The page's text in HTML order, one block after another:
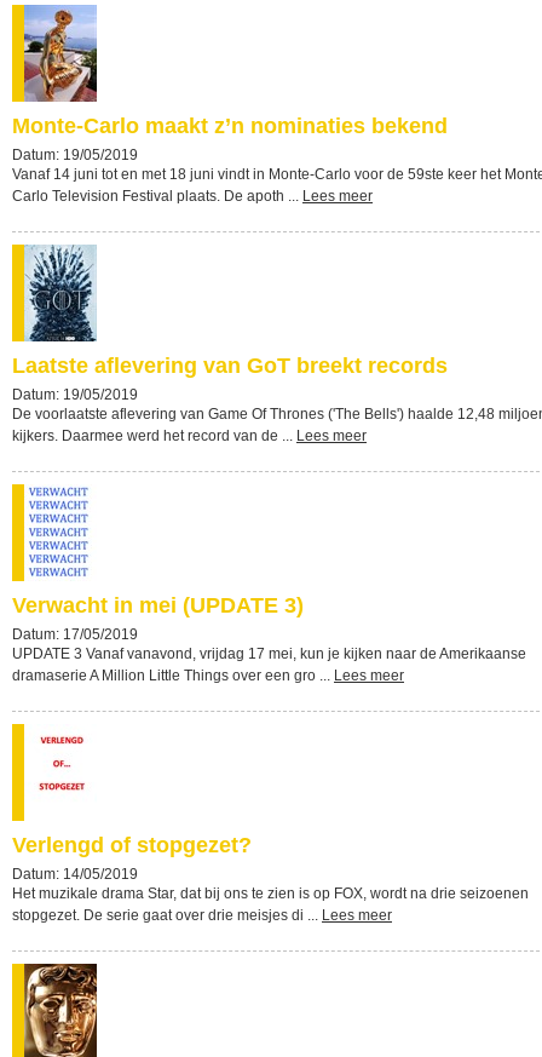
Monte-Carlo maakt z’n nominaties bekend
Datum: 19/05/2019
Vanaf 14 juni tot en met 18 juni vindt in Monte-Carlo voor de 59ste keer het
Carlo Television Festival plaats. De apoth ... Lees meer
Laatste aflevering van GoT breekt records
Datum: 19/05/2019
De voorlaatste aflevering van Game Of Thrones ('The Bells') haalde 12,48
kijkers. Daarmee werd het record van de ... Lees meer
Verwacht in mei (UPDATE 3)
Datum: 17/05/2019
UPDATE 3 Vanaf vanavond, vrijdag 17 mei, kun je kijken naar de Amerikaanse
dramaserie A Million Little Things over een gro ... Lees meer
Verlengd of stopgezet?
Datum: 14/05/2019
Het muzikale drama Star, dat bij ons te zien is op FOX, wordt na drie seizoenen
stopgezet. De serie gaat over drie meisjes di ... Lees meer